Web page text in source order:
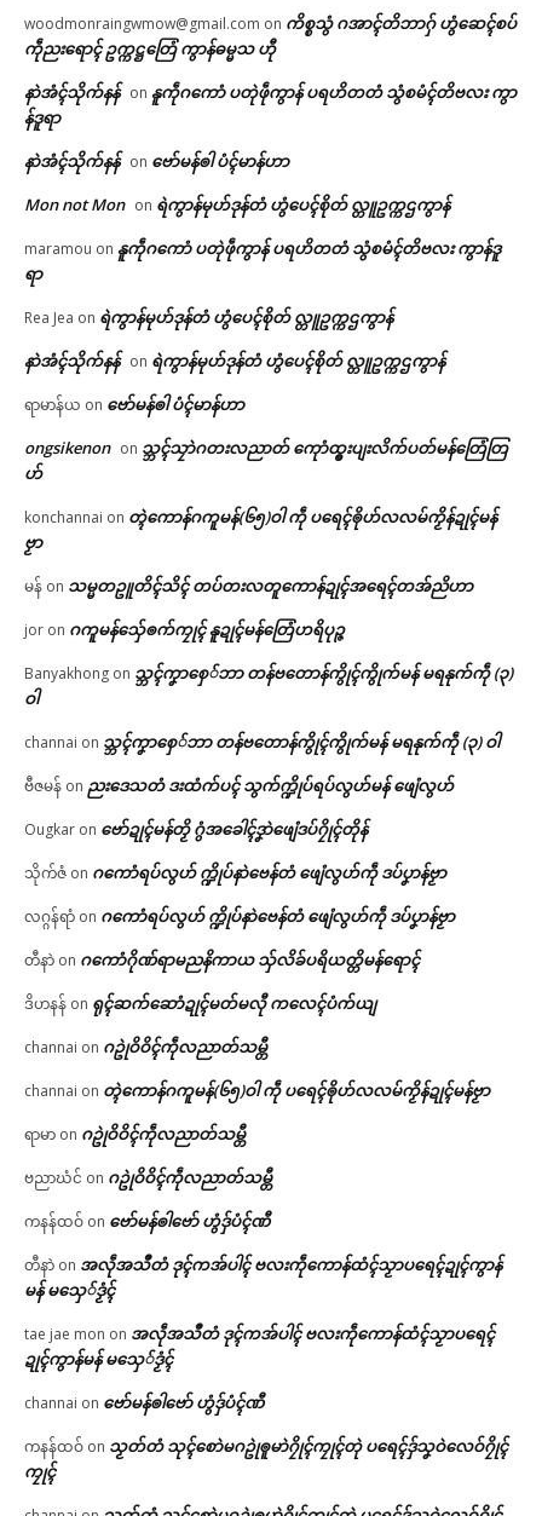
woodmonraingwmow@gmail.com on ကိစ္စသွံ ဂအာၚ်တိဘာဂှ် ဟွံဆေၚ်စပ်
ကဵုညးရောၚ် ဥက္ကဋ္ဌတြေံ ကွာန်ဓမ္မသ ဟီု
နာဲအံၚ်သိုက်နန် on နူကဵုဂကောံ ပတုဲဖဵုကွာန် ပရဟိတတံ သွံစမံၚ်တိဗလး ကွာ
န်ဒူရာ
နာဲအံၚ်သိုက်နန် on ဗော်မန်ၜါ ပံၚ်မာန်ဟာ
Mon not Mon on ရဲကွာန်မုဟ်ဒုန်တံ ဟွံပေၚ်စိုတ် လ္တူဥက္ကဌကွာန်
maramou on နူကဵုဂကောံ ပတုဲဖဵုကွာန် ပရဟိတတံ သွံစမံၚ်တိဗလး ကွာန်ဒူ
ရာ
Rea Jea on ရဲကွာန်မုဟ်ဒုန်တံ ဟွံပေၚ်စိုတ် လ္တူဥက္ကဌကွာန်
နာဲအံၚ်သိုက်နန် on ရဲကွာန်မုဟ်ဒုန်တံ ဟွံပေၚ်စိုတ် လ္တူဥက္ကဌကွာန်
ရာမာန်ယ on ဗော်မန်ၜါ ပံၚ်မာန်ဟာ
ongsikenon on သ္ဘၚ်သၠာဲဂတးလညာတ် ကေုာံထ္ၜးပျးလိက်ပတ်မန်တြေံတြ
ဟ်
konchannai on တ္ၚဲကောန်ဂကူမန်(၆၅)ဝါ ကဵု ပရေၚ်ၜိုဟ်လလမ်ကၟိန်ဍုၚ်မန်
ဗၟာ
မန် on သမ္မတဥူတိၚ်သိၚ် တပ်တးလတူကောန်ဍုၚ်အရေၚ်တအ်ညိဟာ
jor on ဂကူမန်​သှ်ေၜက်ကၠုၚ် နူဍုၚ်မန်တြေံဟရိပုဉ္ဇ
Banyakhong on သ္ဘၚ်ကၞာစှေ်ဘာ တန်ဗတောန်ကွိုၚ်ကွိုက်မန် မရနုက်ကဵု (၃)
ဝါ
channai on သ္ဘၚ်ကၞာစှေ်ဘာ တန်ဗတောန်ကွိုၚ်ကွိုက်မန် မရနုက်ကဵု (၃) ဝါ
ဗီဇမန် on ညးဒေသတံ ဒးထံက်ပၚ် သွက်က္ဍိုပ်ရပ်လွဟ်မန် ဖျေံလွဟ်
Ougkar on ဗော်ဍုၚ်မန်တၟိ ဂွံအခေါၚ်ဒၞာဲဖျေံဒပ်ဂၠိုၚ်တိုန်
သိုက်ဇံ on ဂကောံရပ်လွဟ် က္ဍိုပ်နာဲဗေန်တံ ဖျေံလွဟ်ကဵု ဒပ်ပၞာန်ဗၟာ
လဂ္ဂန်ရာံ on ဂကောံရပ်လွဟ် က္ဍိုပ်နာဲဗေန်တံ ဖျေံလွဟ်ကဵု ဒပ်ပၞာန်ဗၟာ
တီနာဲ on ဂကောံဂိုဏ်ရာမညနိကာယ သှ်လိခ်ပရိယတ္တိမန်ရောၚ်
ဒိဟနန် on ရုၚ်ဆက်ဆောံဍုၚ်မတ်မလီု ကလေၚ်ပံက်ယျ
channai on ဂဥုဲဝိဝိၚ်ကဵုလညာတ်သမ္တီ
channai on တ္ၚဲကောန်ဂကူမန်(၆၅)ဝါ ကဵု ပရေၚ်ၜိုဟ်လလမ်ကၟိန်ဍုၚ်မန်ဗၟာ
ရာမာ on ဂဥုဲဝိဝိၚ်ကဵုလညာတ်သမ္တီ
ဗညာဃံင် on ဂဥုဲဝိဝိၚ်ကဵုလညာတ်သမ္တီ
ကနန်ထဝ် on ဗော်မန်ၜါဗော် ဟွံဒှ်ပံၚ်ဏီ
တီနာဲ on အလဵုအသဳတံ ဒုၚ်ကအ်ပါၚ် ဗလးကဵုကောန်ထံၚ်သၟာပရေၚ်ဍုၚ်ကွာန်
မန် မသှေ်ဒၟံၚ်
tae jae mon on အလဵုအသဳတံ ဒုၚ်ကအ်ပါၚ် ဗလးကဵုကောန်ထံၚ်သၟာပရေၚ်
ဍုၚ်ကွာန်မန် မသှေ်ဒၟံၚ်
channai on ဗော်မန်ၜါဗော် ဟွံဒှ်ပံၚ်ဏီ
ကနန်ထဝ် on သၟတ်တံ သုၚ်စောဲမဂဥုဲၜူမာဲဂၠိုၚ်ကၠုၚ်တုဲ ပရေၚ်ဒှ်သၞဝဲလေဝ်ဂၠိုၚ်
ကၠုၚ်